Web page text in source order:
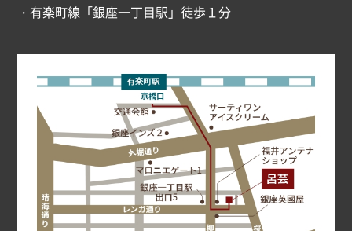
・有楽町線「銀座一丁目駅」徒歩１分